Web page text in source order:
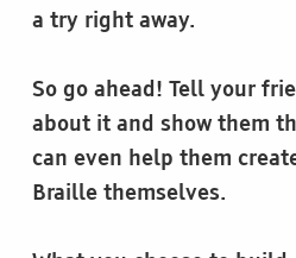
a try right away.
So go ahead! Tell your
about it and show them
can even help them
Braille themselves.